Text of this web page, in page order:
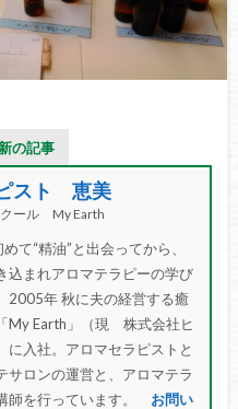
の記事
スト 恵美
クール My Earth
て“精油”と出会ってから、
込まれアロマテラピーの学び
2005年 秋に夫の経営する癒
My Earth」（現 株式会社ヒ
に入社。アロマセラピストと
サロンの運営と、アロマテラ
師を行っています。 お問い